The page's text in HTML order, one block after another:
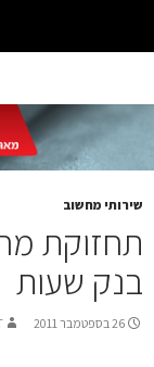
מחשוב
שעות
26 בספטמבר 2011 IT